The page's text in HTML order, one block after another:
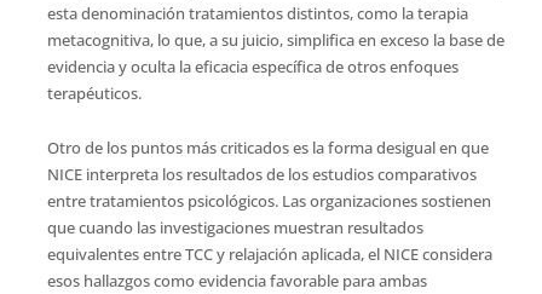
esta denominación tratamientos distintos, como la terapia
metacognitiva, lo que, a su juicio, simplifica en exceso la base de
evidencia y oculta la eficacia específica de otros enfoques
terapéuticos.
Otro de los puntos más criticados es la forma desigual en que
NICE interpreta los resultados de los estudios comparativos
entre tratamientos psicológicos. Las organizaciones sostienen
que cuando las investigaciones muestran resultados
equivalentes entre TCC y relajación aplicada, el NICE considera
esos hallazgos como evidencia favorable para ambas